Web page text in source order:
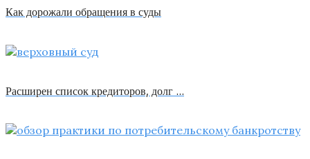
Как дорожали обращения в суды
Расширен список кредиторов, долг …